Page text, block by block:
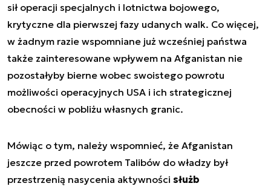
sił operacji specjalnych i lotnictwa bojowego,
krytyczne dla pierwszej fazy udanych walk. Co więcej,
w żadnym razie wspomniane już wcześniej państwa
także zainteresowane wpływem na Afganistan nie
pozostałyby bierne wobec swoistego powrotu
możliwości operacyjnych USA i ich strategicznej
obecności w pobliżu własnych granic.
Mówiąc o tym, należy wspomnieć, że Afganistan
jeszcze przed powrotem Talibów do władzy był
przestrzenią nasycenia aktywności służb